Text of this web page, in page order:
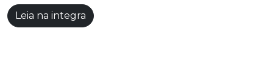
Leia na integra